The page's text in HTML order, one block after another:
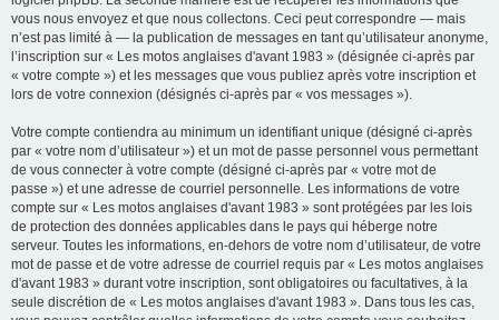
vous nous envoyez et que nous collectons. Ceci peut correspondre — mais
n’est pas limité à — la publication de messages en tant qu’utilisateur anonyme,
l’inscription sur « Les motos anglaises d'avant 1983 » (désignée ci-après par
« votre compte ») et les messages que vous publiez après votre inscription et
lors de votre connexion (désignés ci-après par « vos messages »).
Votre compte contiendra au minimum un identifiant unique (désigné ci-après
par « votre nom d’utilisateur ») et un mot de passe personnel vous permettant
de vous connecter à votre compte (désigné ci-après par « votre mot de
passe ») et une adresse de courriel personnelle. Les informations de votre
compte sur « Les motos anglaises d'avant 1983 » sont protégées par les lois
de protection des données applicables dans le pays qui héberge notre
serveur. Toutes les informations, en-dehors de votre nom d’utilisateur, de votre
mot de passe et de votre adresse de courriel requis par « Les motos anglaises
d'avant 1983 » durant votre inscription, sont obligatoires ou facultatives, à la
seule discrétion de « Les motos anglaises d'avant 1983 ». Dans tous les cas,